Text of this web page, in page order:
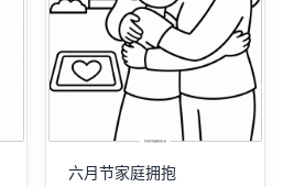
六月节家庭拥抱